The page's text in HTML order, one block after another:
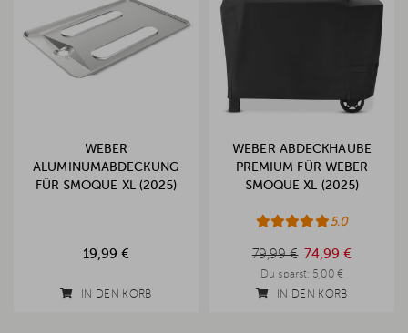
WEBER
ALUMINUMABDECKUNG
FÜR SMOQUE XL (2025)
19,99 €
IN DEN KORB
WEBER ABDECKHAUBE
PREMIUM FÜR WEBER
SMOQUE XL (2025)
5.0
79,99 € 74,99 €
Du sparst: 5,00 €
IN DEN KORB